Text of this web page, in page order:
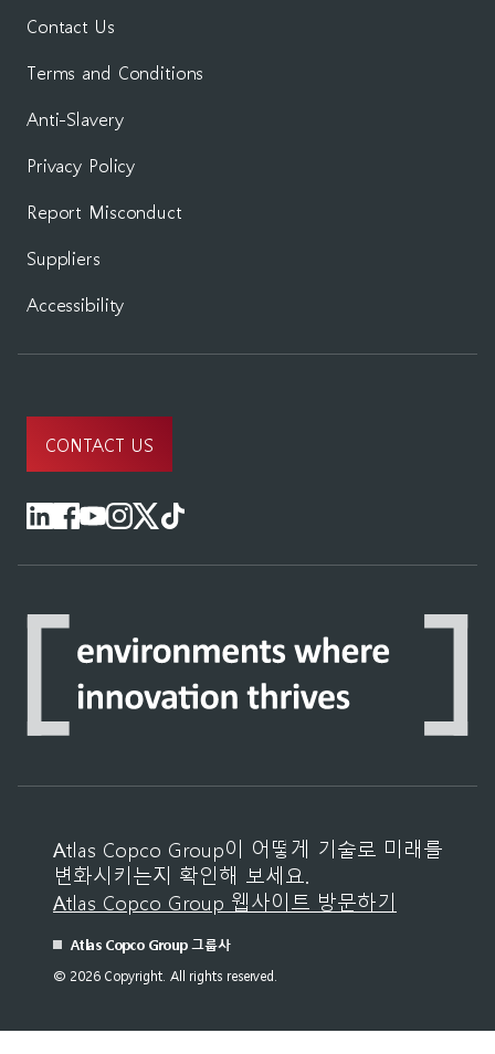
Contact Us
Terms and Conditions
Anti-Slavery
Privacy Policy
Report Misconduct
Suppliers
Accessibility
CONTACT US
Atlas Copco Group이 어떻게 기술로 미래를
변화시키는지 확인해 보세요.
Atlas Copco Group 웹사이트 방문하기
Atlas Copco Group 그룹사
© 2026 Copyright. All rights reserved.